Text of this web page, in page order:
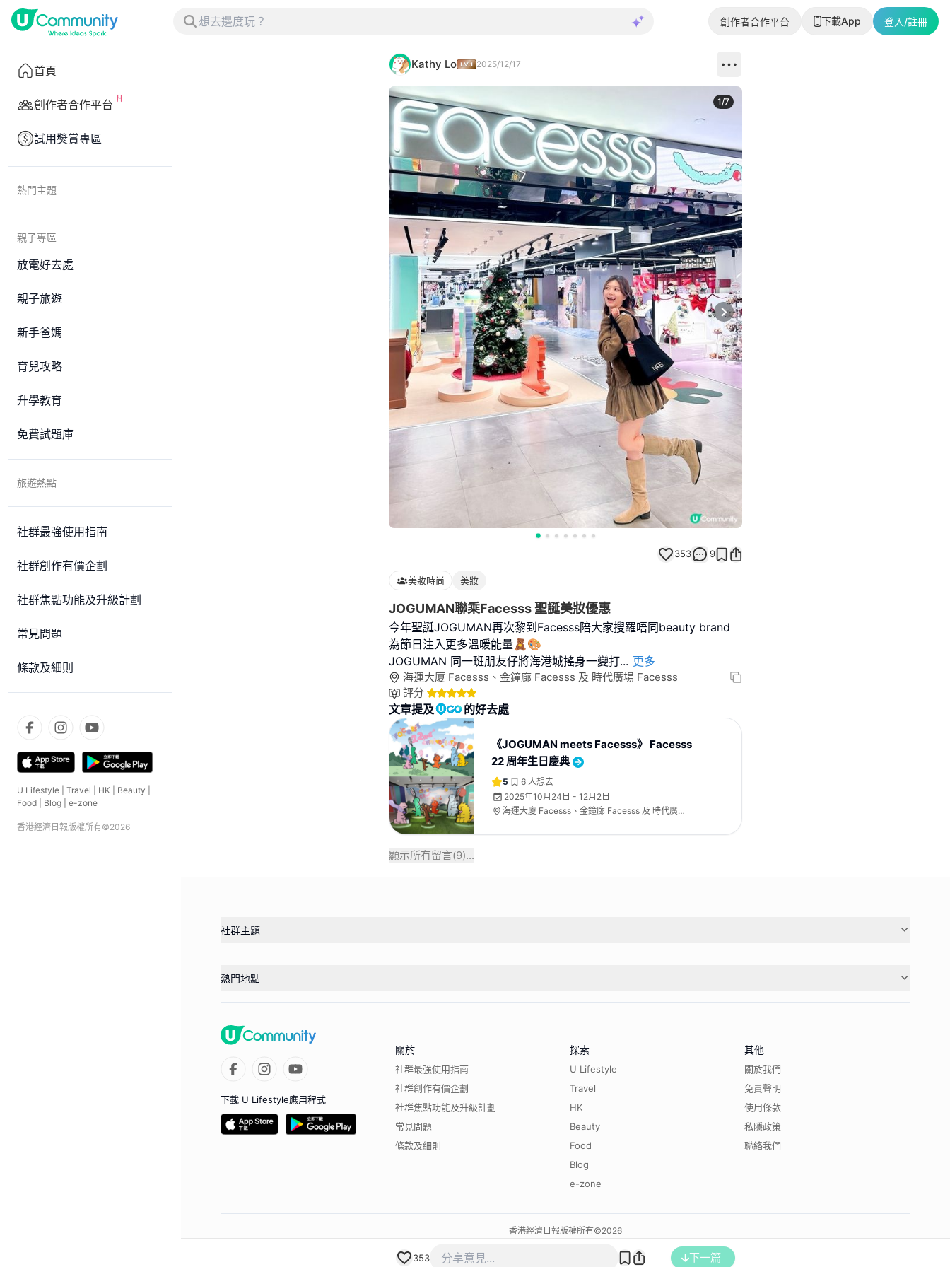
創作者合作平台 下載App 登入/註冊
首頁
創作者合作平台
試用獎賞專區
熱門主題
親子專區
放電好去處
親子旅遊
新手爸媽
育兒攻略
升學教育
免費試題庫
旅遊熱點
社群最強使用指南
社群創作有價企劃
社群焦點功能及升級計劃
常見問題
條款及細則
U Lifestyle Travel HK Beauty
Food
Blog e-zone
香港經濟日報版權所有©2026
Kathy Lo 2025/12/17
Next slide
1/7
353 9
美妝時尚 美妝
JOGUMAN聯乘Facesss 聖誕美妝優惠
今年聖誕JOGUMAN再次黎到Facesss陪大家搜羅唔同beauty brand
為節日注入更多溫暖能量🧸🎨
JOGUMAN 同一班朋友仔將海港城搖身一變打... 更多
海運大廈 Facesss、金鐘廊 Facesss 及 時代廣場 Facesss
評分
文章提及 的好去處
《JOGUMAN meets Facesss》 Facesss
22 周年生日慶典
5 6 人想去
2025年10月24日 - 12月2日
海運大廈 Facesss、金鐘廊 Facesss 及 時代廣場
顯示所有留言(9)...
353 下一篇
社群主題
熱門地點
下載 U Lifestyle應用程式
關於
社群最強使用指南
社群創作有價企劃
社群焦點功能及升級計劃
常見問題
條款及細則
探索
U Lifestyle
Travel
HK
Beauty
Food
Blog
e-zone
其他
關於我們
免責聲明
使用條款
私隱政策
聯絡我們
香港經濟日報版權所有©2026